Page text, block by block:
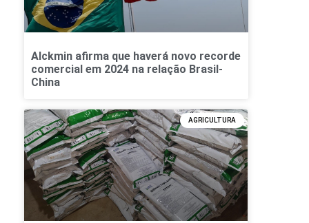
Alckmin afirma que haverá novo recorde
comercial em 2024 na relação Brasil-
China
AGRICULTURA